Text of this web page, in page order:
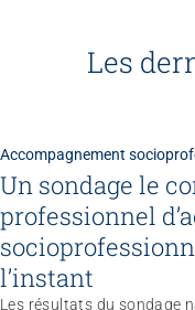
Les
Accompagnement
Un sondage le
professionnel
l’instant
Les résultats du sondage